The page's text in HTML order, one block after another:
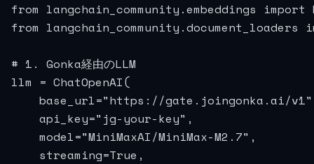
from langchain_community.embeddings import
from langchain_community.document_loaders
# 1. Gonka経由のLLM
llm = ChatOpenAI(
base_url="https://gate.joingonka.ai/
    api_key="jg-your-key",
    model="MiniMaxAI/MiniMax-M2.7",
    streaming=True,